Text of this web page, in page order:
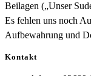
Beilagen („Unser
Es fehlen uns noch
Aufbewahrung und
Kontakt